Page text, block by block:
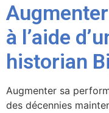
à l’aide
historian
Augmenter sa
des décennies